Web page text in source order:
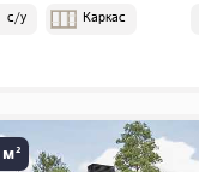
с/у Каркас